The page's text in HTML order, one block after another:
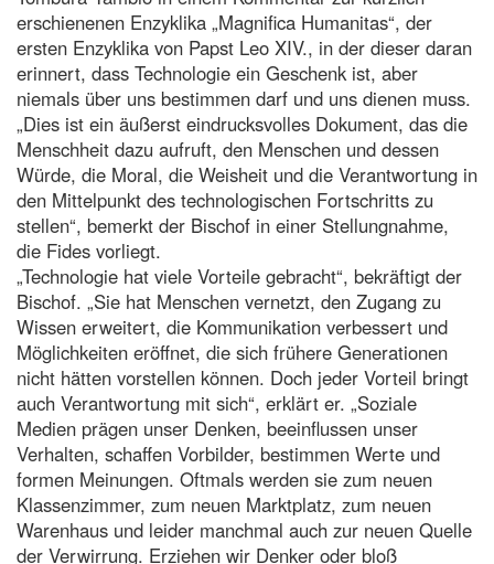
erschienenen Enzyklika „Magnifica Humanitas“, der
ersten Enzyklika von Papst Leo XIV., in der dieser daran
erinnert, dass Technologie ein Geschenk ist, aber
niemals über uns bestimmen darf und uns dienen muss.
„Dies ist ein äußerst eindrucksvolles Dokument, das die
Menschheit dazu aufruft, den Menschen und dessen
Würde, die Moral, die Weisheit und die Verantwortung in
den Mittelpunkt des technologischen Fortschritts zu
stellen“, bemerkt der Bischof in einer Stellungnahme,
die Fides vorliegt.
„Technologie hat viele Vorteile gebracht“, bekräftigt der
Bischof. „Sie hat Menschen vernetzt, den Zugang zu
Wissen erweitert, die Kommunikation verbessert und
Möglichkeiten eröffnet, die sich frühere Generationen
nicht hätten vorstellen können. Doch jeder Vorteil bringt
auch Verantwortung mit sich“, erklärt er. „Soziale
Medien prägen unser Denken, beeinflussen unser
Verhalten, schaffen Vorbilder, bestimmen Werte und
formen Meinungen. Oftmals werden sie zum neuen
Klassenzimmer, zum neuen Marktplatz, zum neuen
Warenhaus und leider manchmal auch zur neuen Quelle
der Verwirrung. Erziehen wir Denker oder bloß